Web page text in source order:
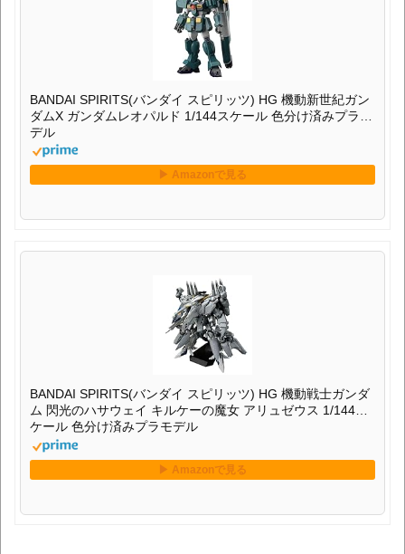
BANDAI SPIRITS(バンダイ スピリッツ) HG 機動戦士ガンダ
ム 閃光のハサウェイ キルケーの魔女 アリュゼウス 1/144ス
多数のガンプラやプラモデル（リアルロボット系、車など）のレビュ
ー、制作アイテム、制作工程や制作方法などをご紹介しています。
その他のレビュー、制作物については下記リンクや上部、サイドバーの
メニューリンクをご参照ください。 ⇒執筆者プロフィールはこちら
ガンプラレビュー一覧（最新）はこちら
■制作物一覧（最新）はこちら
■トップページへ